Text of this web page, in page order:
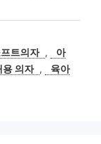
트의자 ,
아
용 의자 ,
육아